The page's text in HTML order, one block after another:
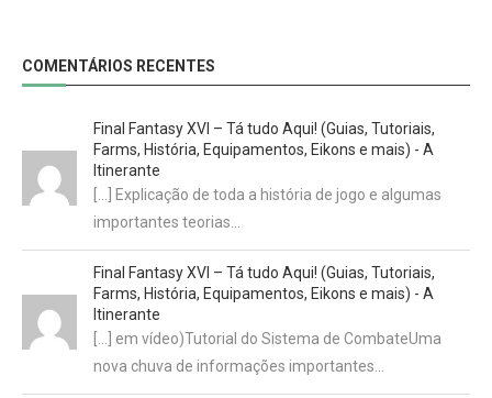
COMENTÁRIOS RECENTES
Final Fantasy XVI – Tá tudo Aqui! (Guias, Tutoriais,
Farms, História, Equipamentos, Eikons e mais) - A
Itinerante
[…] Explicação de toda a história de jogo e algumas
importantes teorias…
Final Fantasy XVI – Tá tudo Aqui! (Guias, Tutoriais,
Farms, História, Equipamentos, Eikons e mais) - A
Itinerante
[…] em vídeo)Tutorial do Sistema de CombateUma
nova chuva de informações importantes…